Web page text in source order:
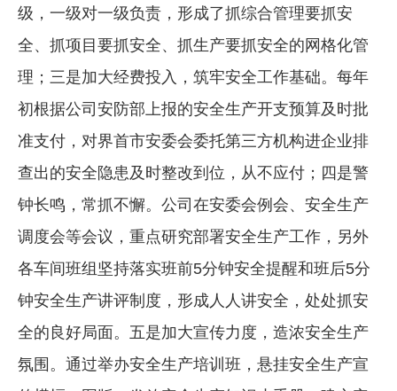
级，一级对一级负责，形成了抓综合管理要抓安
全、抓项目要抓安全、抓生产要抓安全的网格化管
理；三是加大经费投入，筑牢安全工作基础。每年
初根据公司安防部上报的安全生产开支预算及时批
准支付，对界首市安委会委托第三方机构进企业排
查出的安全隐患及时整改到位，从不应付；四是警
钟长鸣，常抓不懈。公司在安委会例会、安全生产
调度会等会议，重点研究部署安全生产工作，另外
各车间班组坚持落实班前5分钟安全提醒和班后5分
钟安全生产讲评制度，形成人人讲安全，处处抓安
全的良好局面。五是加大宣传力度，造浓安全生产
氛围。通过举办安全生产培训班，悬挂安全生产宣